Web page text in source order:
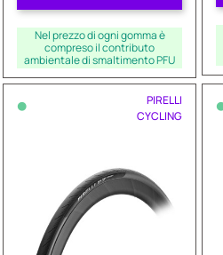
Nel prezzo di ogni gomma è
compreso il contributo
ambientale di smaltimento PFU
•
PIRELLI
CYCLING